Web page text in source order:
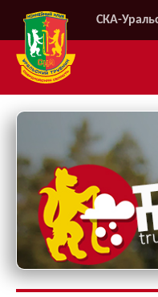
СКА-